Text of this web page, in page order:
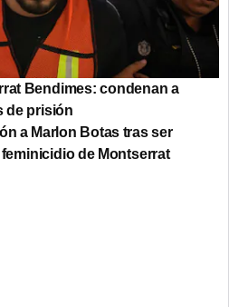
Bendimes: condenan a
de prisión
a Marlon Botas tras ser
de Montserrat